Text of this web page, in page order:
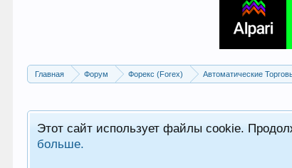
Главная Форум Форекс (Forex) Автоматические
Этот сайт использует файлы cookie.
больше.